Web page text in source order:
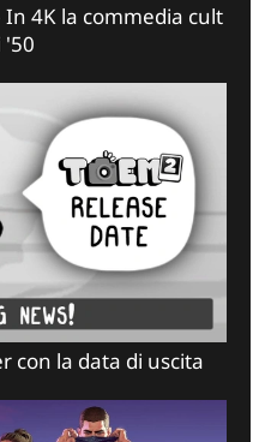
4K la commedia cult
'50
con la data di uscita